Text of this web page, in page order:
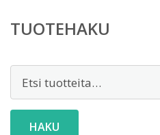
TUOTEHAKU
HAKU